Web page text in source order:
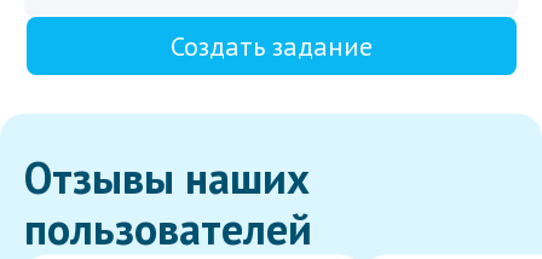
Создать задание
Отзывы наших
пользователей